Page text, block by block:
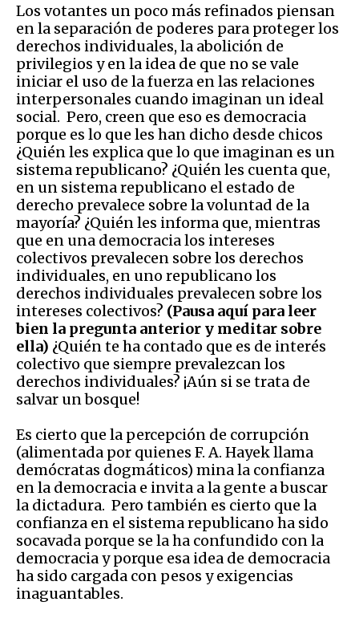
Los votantes un poco más refinados piensan
en la separación de poderes para proteger los
derechos individuales, la abolición de
privilegios y en la idea de que no se vale
iniciar el uso de la fuerza en las relaciones
interpersonales cuando imaginan un ideal
social. Pero, creen que eso es democracia
porque es lo que les han dicho desde chicos
¿Quién les explica que lo que imaginan es un
sistema republicano? ¿Quién les cuenta que,
en un sistema republicano el estado de
derecho prevalece sobre la voluntad de la
mayoría? ¿Quién les informa que, mientras
que en una democracia los intereses
colectivos prevalecen sobre los derechos
individuales, en uno republicano los
derechos individuales prevalecen sobre los
intereses colectivos? (Pausa aquí para leer
bien la pregunta anterior y meditar sobre
ella) ¿Quién te ha contado que es de interés
colectivo que siempre prevalezcan los
derechos individuales? ¡Aún si se trata de
salvar un bosque!
Es cierto que la percepción de corrupción
(alimentada por quienes F. A. Hayek llama
demócratas dogmáticos) mina la confianza
en la democracia e invita a la gente a buscar
la dictadura. Pero también es cierto que la
confianza en el sistema republicano ha sido
socavada porque se la ha confundido con la
democracia y porque esa idea de democracia
ha sido cargada con pesos y exigencias
inaguantables.